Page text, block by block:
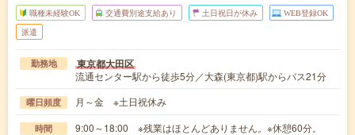
職種未経験OK 交通費別途支給あり 土日祝日が休み WEB登録OK
派遣
勤務地 東京都大田区
流通センター駅から徒歩5分／大森(東京都)駅からバス21分
曜日頻度 月～金 ※土日祝休み
時間 9:00～18:00 ※残業はほとんどありません。※休憩60分。